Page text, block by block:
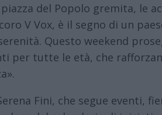
del Popolo gremita, le
V Vox, è il segno di un
Questo weekend
per tutte le età, che
Fini, che segue eventi,